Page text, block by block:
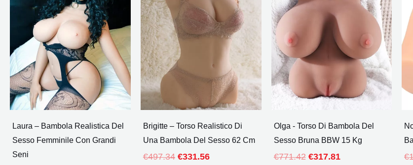
Laura – Bambola Realistica Del
Sesso Femminile Con Grandi
Seni
Attraverso
€1,059.40
più
varianti.
Le
opzioni
possono
essere
scelte
nella
pagina
del
Brigitte – Torso Realistico Di
Una Bambola Del Sesso 62 Cm
€497.34
€497.34.
€331.56
€331.56.
Olga - Torso Di Bambola Del
Sesso Bruna BBW 15 Kg
€771.42 €317.81
€317.81.
€